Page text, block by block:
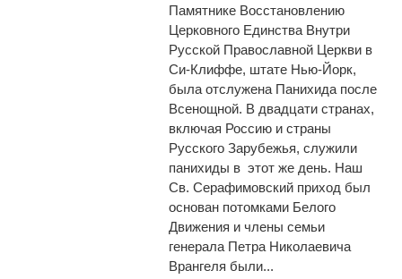
Памятнике Восстановлению
Церковного Единства Внутри
Русской Православной Церкви в
Си-Клиффе, штате Нью-Йорк,
была отслужена Панихида после
Всенощной. В двадцати странах,
включая Россию и страны
Русского Зарубежья, служили
панихиды в этот же день. Наш
Св. Серафимовский приход был
основан потомками Белого
Движения и члены семьи
генерала Петра Николаевича
Врангеля были...